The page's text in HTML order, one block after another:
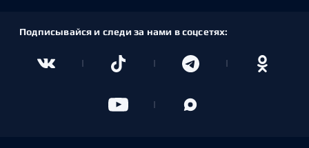
Подписывайся и следи за нами в соцсетях: